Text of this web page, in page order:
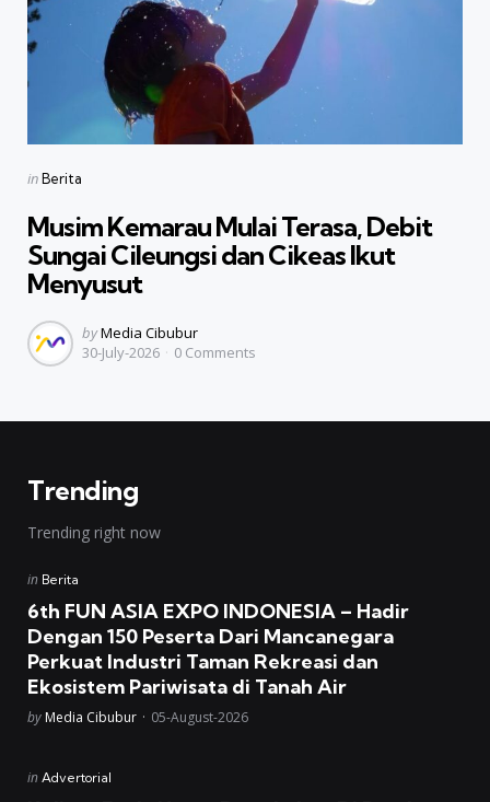
Categories
Posted
inBerita
Musim Kemarau Mulai Terasa, Debit
Sungai Cileungsi dan Cikeas Ikut
Menyusut
Posted
by
byMedia Cibubur
30-July-2026
0 Comments
Trending
Trending right now
Posted
in Berita
6th FUN ASIA EXPO INDONESIA – Hadir
Dengan 150 Peserta Dari Mancanegara
Perkuat Industri Taman Rekreasi dan
Ekosistem Pariwisata di Tanah Air
Posted
by Media Cibubur 05-August-2026
Posted
in Advertorial